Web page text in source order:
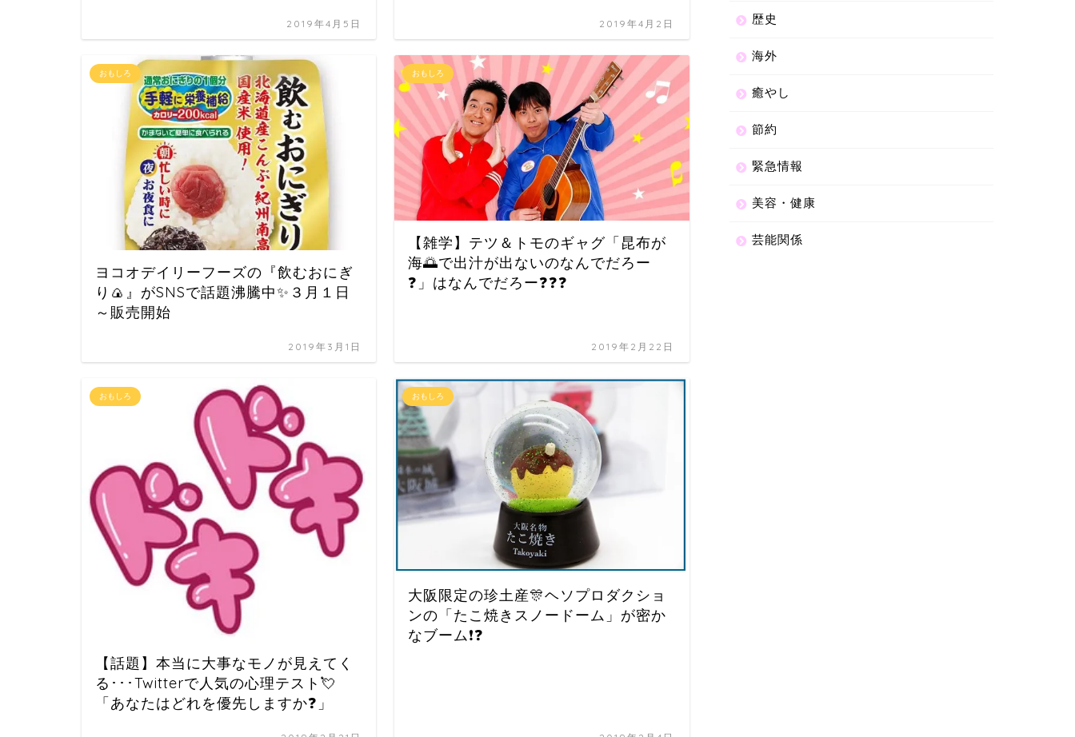
2019年4月5日 2019年4月2日
おもしろ
ヨコオデイリーフーズの『飲むおにぎ
り🍙』がSNSで話題沸騰中✨３月１日
～販売開始
2019年3月1日
おもしろ
【雑学】テツ＆トモのギャグ「昆布が
海🌅で出汁が出ないのなんでだろー
❓」はなんでだろー❓❓❓
2019年2月22日
おもしろ
【話題】本当に大事なモノが見えてく
る･･･Twitterで人気の心理テスト💘
「あなたはどれを優先しますか❓」
おもしろ
大阪限定の珍土産🎊ヘソプロダクショ
ンの「たこ焼きスノードーム」が密か
なブーム❗❓
歴史
海外
癒やし
節約
緊急情報
美容・健康
芸能関係